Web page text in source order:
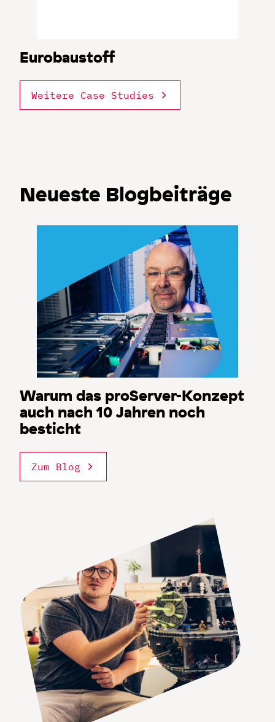
Eurobaustoff
Weitere Case Studies
Neueste Blogbeiträge
Warum das proServer-Konzept
auch nach 10 Jahren noch
besticht
Zum Blog